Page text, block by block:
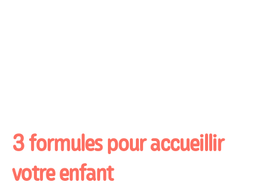
3 formulespour accueillir
votre enfant